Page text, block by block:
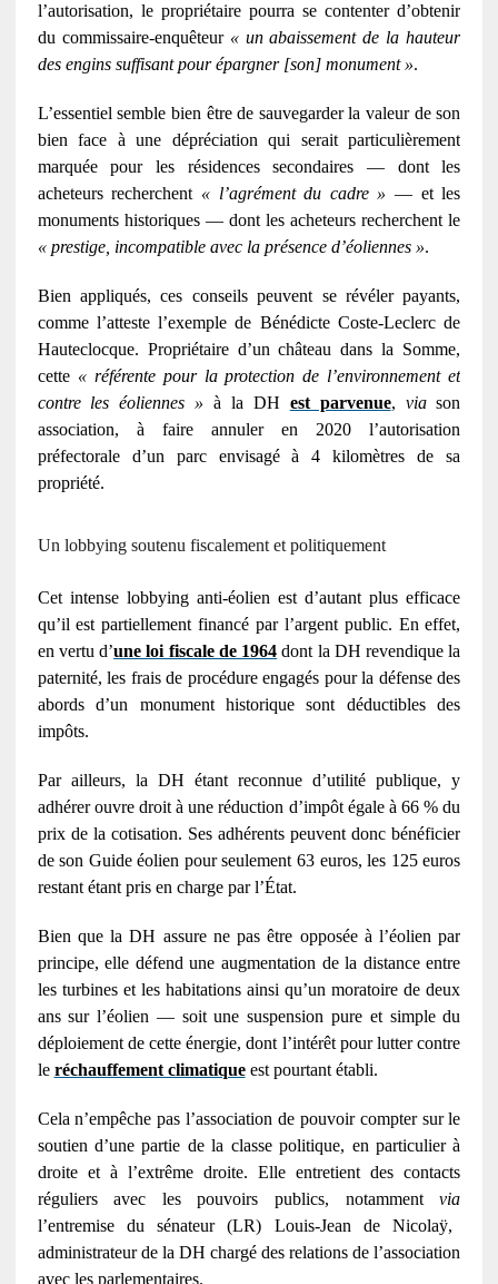
l’autorisation, le propriétaire pourra se contenter d’obtenir
du commissaire-enquêteur « un abaissement de la hauteur
des engins suffisant pour épargner [son] monument ».
L’essentiel semble bien être de sauvegarder la valeur de son
bien face à une dépréciation qui serait particulièrement
marquée pour les résidences secondaires — dont les
acheteurs recherchent « l’agrément du cadre » — et les
monuments historiques — dont les acheteurs recherchent le
« prestige, incompatible avec la présence d’éoliennes ».
Bien appliqués, ces conseils peuvent se révéler payants,
comme l’atteste l’exemple de Bénédicte Coste-Leclerc de
Hauteclocque. Propriétaire d’un château dans la Somme,
cette « référente pour la protection de l’environnement et
contre les éoliennes » à la DH est parvenue, viason
association, à faire annuler en 2020 l’autorisation
préfectorale d’un parc envisagé à 4 kilomètres de sa
propriété.
Un lobbying soutenu fiscalement et politiquement
Cet intense lobbying anti-éolien est d’autant plus efficace
qu’il est partiellement financé par l’argent public. En effet,
en vertu d’une loi fiscale de 1964 dont la DH revendique la
paternité, les frais de procédure engagés pour la défense des
abords d’un monument historique sont déductibles des
impôts.
Par ailleurs, la DH étant reconnue d’utilité publique, y
adhérer ouvre droit à une réduction d’impôt égale à 66 % du
prix de la cotisation. Ses adhérents peuvent donc bénéficier
de son Guide éolien pour seulement 63 euros, les 125 euros
restant étant pris en charge par l’État.
Bien que laDH assure ne pas être opposée à l’éolien par
principe, elle défend une augmentation de la distance entre
les turbines et les habitations ainsi qu’un moratoire de deux
ans sur l’éolien — soit une suspension pure et simple du
déploiement de cette énergie, dont l’intérêt pour lutter contre
le réchauffement climatiqueest pourtant établi.
Cela n’empêche pas l’association de pouvoir compter sur le
soutien d’une partie de la classe politique, en particulier à
droite et à l’extrême droite. Elle entretient des contacts
réguliers avec les pouvoirs publics, notammentvia
l’entremise du sénateur (LR) Louis-Jean de Nicolaÿ,
administrateur de la DH chargé des relations de l’association
avec les parlementaires.